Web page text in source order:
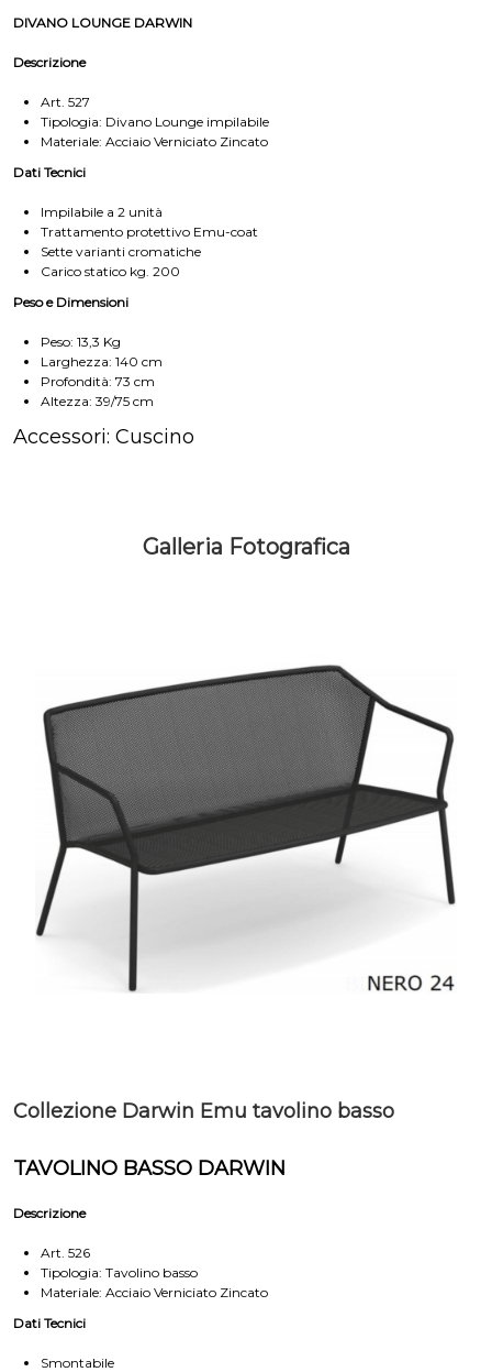
DIVANO LOUNGE DARWIN
Descrizione
Art. 527
Tipologia: Divano Lounge impilabile
Materiale: Acciaio Verniciato Zincato
Dati Tecnici
Impilabile a 2 unità
Trattamento protettivo Emu-coat
Sette varianti cromatiche
Carico statico kg. 200
Peso e Dimensioni
Peso: 13,3 Kg
Larghezza: 140 cm
Profondità: 73 cm
Altezza: 39/75 cm
Accessori: Cuscino
Galleria Fotografica
Collezione Darwin Emu tavolino basso
TAVOLINO BASSO DARWIN
Descrizione
Art. 526
Tipologia: Tavolino basso
Materiale: Acciaio Verniciato Zincato
Dati Tecnici
Smontabile